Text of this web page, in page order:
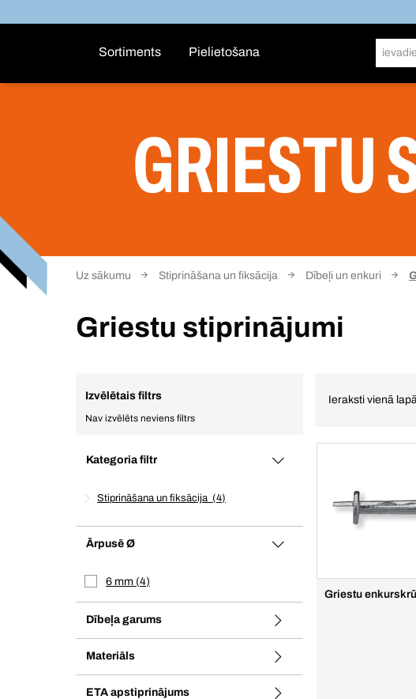
Sortiments Pielietošana
GRIESTU
Uz sākumu Stiprināšana un fiksācija Dībeļi un enkuri
Griestu stiprinājumi
Izvēlētais filtrs
Nav izvēlēts neviens filtrs
Kategoria filtr
Stiprināšana un fiksācija 4
Ārpusē Ø
6 mm 4
Dībeļa garums
Materiāls
ETA apstiprinājums
Ieraksti vienā lapā
Griestu